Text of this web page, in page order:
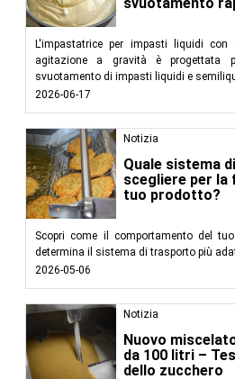
L'impastatrice per impasti liquidi
agitazione a gravità è progettata
svuotamento di impasti liquidi e
2026-06-17
Notizia
Quale sistema
scegliere per la
tuo prodotto?
Scopri come il comportamento del
determina il sistema di trasporto più
2026-05-06
Notizia
Nuovo
da 100 litri –
dello zucchero